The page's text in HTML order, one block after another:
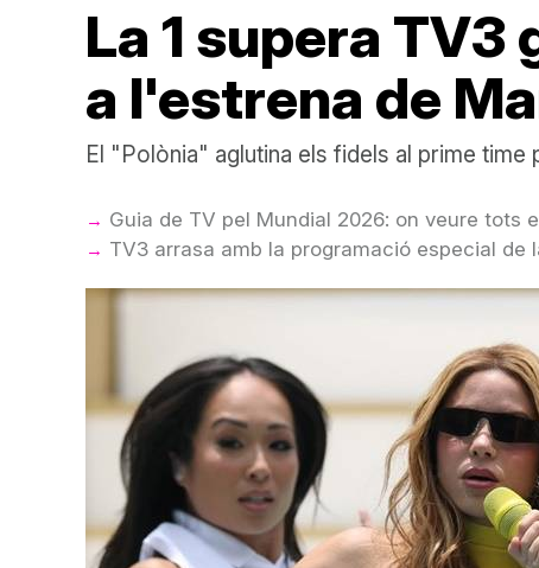
La 1 supera
a l'estrena de
El "Polònia" aglutina els fidels al prime
Guia de TV pel Mundial 2026: on veure tots
TV3 arrasa amb la programació especial